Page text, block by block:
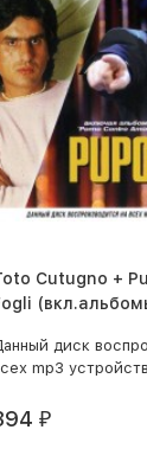
Cutugno +
диск
mp3
₽